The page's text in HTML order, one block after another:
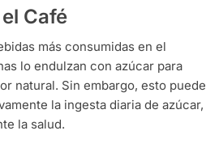
Café
más consumidas en el
lo endulzan con azúcar para
natural. Sin embargo, esto puede
la ingesta diaria de azúcar,
la salud.